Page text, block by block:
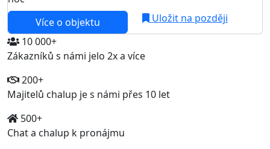
Více o objektu
Uložit na později
10 000+
Zákazníků s námi jelo 2x a více
200+
Majitelů chalup je s námi přes 10 let
500+
Chat a chalup k pronájmu